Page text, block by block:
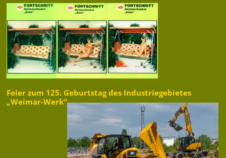
Feier zum 125. Geburtstag des Industriegebietes
„Weimar-Werk“